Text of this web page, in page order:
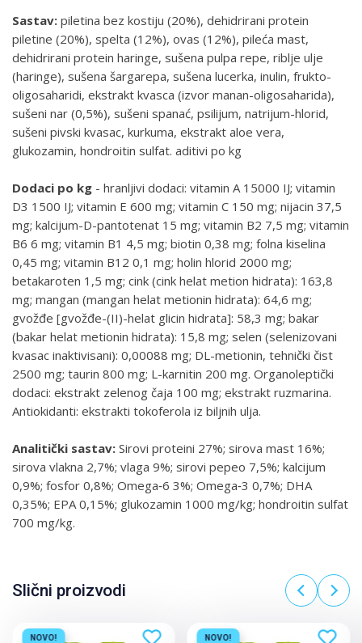
Sastav: piletina bez kostiju (20%), dehidrirani protein
piletine (20%), spelta (12%), ovas (12%), pileća mast,
dehidrirani protein haringe, sušena pulpa repe, riblje ulje
(haringe), sušena šargarepa, sušena lucerka, inulin, frukto-
oligosaharidi, ekstrakt kvasca (izvor manan-oligosaharida),
sušeni nar (0,5%), sušeni spanać, psilijum, natrijum-hlorid,
sušeni pivski kvasac, kurkuma, ekstrakt aloe vera,
glukozamin, hondroitin sulfat. aditivi po kg
Dodaci po kg - hranljivi dodaci: vitamin A 15000 IJ; vitamin
D3 1500 IJ; vitamin E 600 mg; vitamin C 150 mg; nijacin 37,5
mg; kalcijum-D-pantotenat 15 mg; vitamin B2 7,5 mg; vitamin
B6 6 mg; vitamin B1 4,5 mg; biotin 0,38 mg; folna kiselina
0,45 mg; vitamin B12 0,1 mg; holin hlorid 2000 mg;
betakaroten 1,5 mg; cink (cink helat metion hidrata): 163,8
mg; mangan (mangan helat metionin hidrata): 64,6 mg;
gvožđe [gvožđe-(II)-helat glicin hidrata]: 58,3 mg; bakar
(bakar helat metionin hidrata): 15,8 mg; selen (selenizovani
kvasac inaktivisani): 0,00088 mg; DL-metionin, tehnički čist
2500 mg; taurin 800 mg; L-karnitin 200 mg. Organoleptički
dodaci: ekstrakt zelenog čaja 100 mg; ekstrakt ruzmarina.
Antiokidanti: ekstrakti tokoferola iz biljnih ulja.
Analitički sastav: Sirovi proteini 27%; sirova mast 16%;
sirova vlakna 2,7%; vlaga 9%; sirovi pepeo 7,5%; kalcijum
0,9%; fosfor 0,8%; Omega‐6 3%; Omega‐3 0,7%; DHA
0,35%; EPA 0,15%; glukozamin 1000 mg/kg; hondroitin sulfat
700 mg/kg.
Slični proizvodi
NOVO! NOVO!